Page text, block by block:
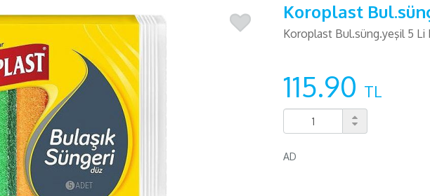
Koroplast
Koroplast Bul.süng.yeşil 5 Li
115.90 TL
AD